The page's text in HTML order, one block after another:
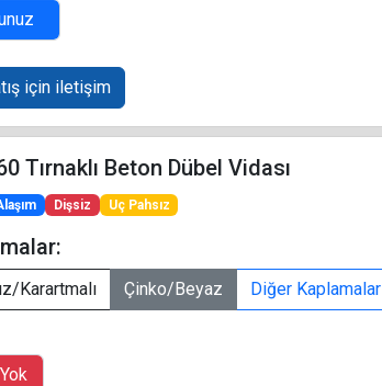
için iletişim
Tırnaklı Beton Dübel Vidası
Dişsiz Uç Pahsız
Karartmalı Çinko/Beyaz Diğer Kaplamalar